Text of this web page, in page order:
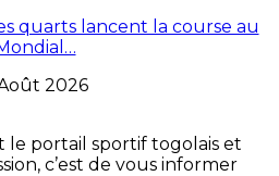
quarts lancent la course au
2026
le portail sportif togolais et
c’est de vous informer